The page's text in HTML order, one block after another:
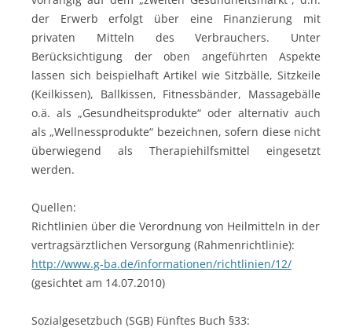
der Erwerb erfolgt über eine Finanzierung mit
privaten Mitteln des Verbrauchers. Unter
Berücksichtigung der oben angeführten Aspekte
lassen sich beispielhaft Artikel wie Sitzbälle, Sitzkeile
(Keilkissen), Ballkissen, Fitnessbänder, Massagebälle
o.ä. als „Gesundheitsprodukte“ oder alternativ auch
als „Wellnessprodukte“ bezeichnen, sofern diese nicht
überwiegend als Therapiehilfsmittel eingesetzt
werden.
Quellen:
Richtlinien über die Verordnung von Heilmitteln in der
vertragsärztlichen Versorgung (Rahmenrichtlinie):
http://www.g-ba.de/informationen/richtlinien/12/
(gesichtet am 14.07.2010)
Sozialgesetzbuch (SGB) Fünftes Buch §33: